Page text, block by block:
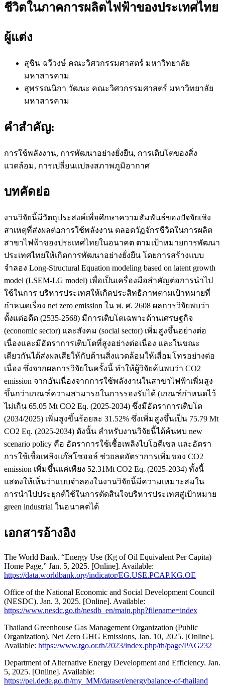
ชีวิตในภาคการผลิตไฟฟ้าของประเทศไทย
ผู้แต่ง
สุชิน ฉวีวงษ์ คณะวิศวกรรมศาสตร์ มหาวิทยาลัย
มหาสารคาม
สุพรรณนิกา วัฒนะ คณะวิศวกรรมศาสตร์ มหาวิทยาลัย
มหาสารคาม
คำสำคัญ:
การใช้พลังงาน, การพัฒนาอย่างยั่งยืน, การเติบโตของสิ่ง
แวดล้อม, การเปลี่ยนแปลงสภาพภูมิอากาศ
บทคัดย่อ
งานวิจัยนี้มีวัตถุประสงค์เพื่อศึกษาความสัมพันธ์ของปัจจัยเชิง
สาเหตุที่ส่งผลต่อการใช้พลังงาน ตลอดวัฏจักรชีวิตในการผลิต
สาขาไฟฟ้าของประเทศไทยในอนาคต ตามเป้าหมายการพัฒนา
ประเทศไทยให้เกิดการพัฒนาอย่างยั่งยืน โดยการสร้างแบบ
จำลอง Long-Structural Equation modeling based on latent growth
model (LSEM-LG model) เพื่อเป็นเครื่องมือสำคัญต่อการนำไป
ใช้ในการ บริหารประเทศให้เกิดประสิทธิภาพตามเป้าหมายที่
กำหนดเรื่อง net zero emission ใน พ. ศ. 2608 ผลการวิจัยพบว่า
ตั้งแต่อดีต (2535-2568) มีการเติบโตเฉพาะด้านเศรษฐกิจ
(economic sector) และสังคม (social sector) เพิ่มสูงขึ้นอย่างต่อ
เนื่องและมีอัตราการเติบโตที่สูงอย่างต่อเนื่อง และในขณะ
เดียวกันได้ส่งผลเสียให้กับด้านสิ่งแวดล้อมให้เสื่อมโทรอย่างต่อ
เนื่อง ซึ่งจากผลการวิจัยในครั้งนี้ ทำให้ผู้วิจัยค้นพบว่า CO2
emission จากอันเนื่องจากการใช้พลังงานในสาขาไฟฟ้าเพิ่มสูง
ขึ้นกว่าเกณฑ์ความสามารถในการรองรับได้ (เกณฑ์กำหนดไว้
ไม่เกิน 65.05 Mt CO2 Eq. (2025-2034) ซึ่งมีอัตราการเติบโต
(2034/2025) เพิ่มสูงขึ้นร้อยละ 31.52% ซึ่งเพิ่มสูงขึ้นเป็น 75.79 Mt
CO2 Eq. (2025-2034) ดังนั้น สำหรับงานวิจัยนี้ได้ค้นพบ new
scenario policy คือ อัตราการใช้เชื้อเพลิงไบโอดีเซล และอัตรา
การใช้เชื้อเพลิงแก๊สโซฮอล์ ช่วยลดอัตราการเพิ่มของ CO2
emission เพิ่มขึ้นแค่เพียง 52.31Mt CO2 Eq. (2025-2034) ทั้งนี้
แสดงให้เห็นว่าแบบจำลองในงานวิจัยนี้มีความเหมาะสมใน
การนำไปประยุกต์ใช้ในการตัดสินใจบริหารประเทศสู่เป้าหมาย
green industrial ในอนาคตได้
เอกสารอ้างอิง
The World Bank. “Energy Use (Kg of Oil Equivalent Per Capita)
Home Page,” Jan. 5, 2025. [Online]. Available:
https://data.worldbank.org/indicator/EG.USE.PCAP.KG.OE
Office of the National Economic and Social Development Council
(NESDC). Jan. 3, 2025. [Online]. Available:
https://www.nesdc.go.th/nesdb_en/main.php?filename=index
Thailand Greenhouse Gas Management Organization (Public
Organization). Net Zero GHG Emissions, Jan. 10, 2025. [Online].
Available: https://www.tgo.or.th/2023/index.php/th/page/PAG232
Department of Alternative Energy Development and Efficiency. Jan.
5, 2025. [Online]. Available:
https://pei.dede.go.th/my_MM/dataset/energybalance-of-thailand